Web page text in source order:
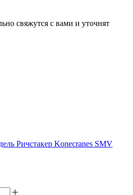
свяжутся с вами и уточнят
Ричстакер Konecranes SMV